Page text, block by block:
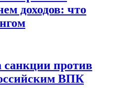
доходов: что
санкции против
ВПК